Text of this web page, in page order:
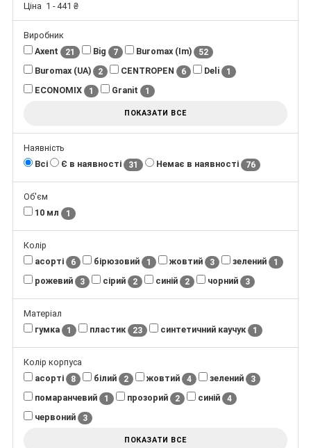
Ціна 1 -441 ₴
Виробник
Axent
21 Big 7 Buromax (Im) 52
Buromax (UA) 2 CENTROPEN 6 Deli 1
ECONOMIX 1 Granit 1
ПОКАЗАТИ ВСЕ
Наявність
Всі
Є в наявності 31 Немає в наявності 76
Об'єм
10 мл
1
Колір
асорті
6 бірюзовий 1 жовтий 3 зелений 1
рожевий 3 сірий 2 синій 2 чорний 3
Матеріал
гумка
1 пластик 23 синтетичний каучук 1
Колір корпуса
асорті
8 білий 2 жовтий 4 зелений 3
помаранчевий 1 прозорий 2 синій 4
червоний 3
ПОКАЗАТИ ВСЕ